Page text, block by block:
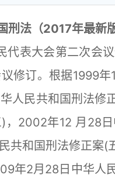
刑法（2017年最新版
表大会第二次会议
修订。根据1999
人民共和国刑法修
，2002年12 月28
共和国刑法修正案(
年2月28日中华人